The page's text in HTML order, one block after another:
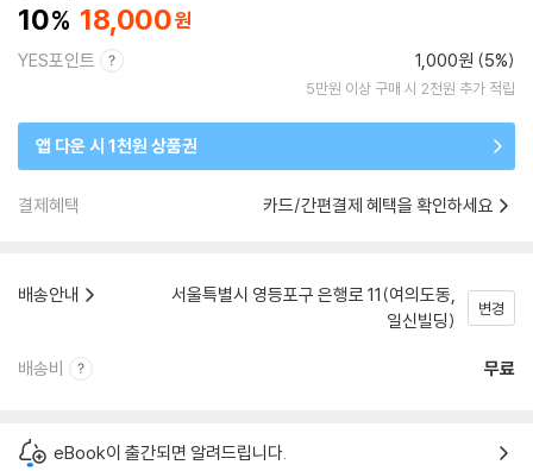
10 18,000
YES포인트 1,000원 (5%)
5만원 이상 구매 시 2천원 추가 적립
앱 다운 시 1천원 상품권
결제혜택 카드/간편결제 혜택을 확인하세요
배송안내
서울특별시 영등포구 은행로 11(여의도동,
일신빌딩)
변경
배송비 무료
eBook이 출간되면 알려드립니다.